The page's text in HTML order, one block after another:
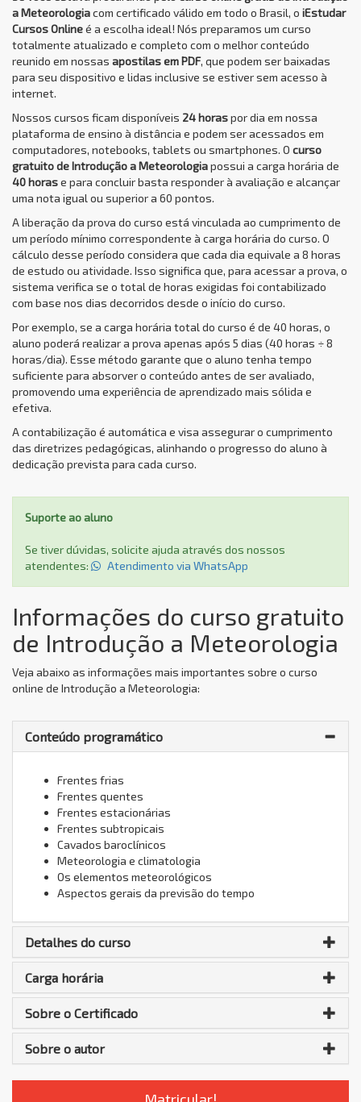
a Meteorologiacom certificado válido em todo o Brasil, o iEstudar
Cursos Onlineé a escolha ideal! Nós preparamos um curso
totalmente atualizado e completo com o melhor conteúdo
reunido em nossas apostilas em PDF, que podem ser baixadas
para seu dispositivo e lidas inclusive se estiver sem acesso à
internet.
Nossos cursos ficam disponíveis 24 horaspor dia em nossa
plataforma de ensino à distância e podem ser acessados em
computadores, notebooks, tablets ou smartphones. O curso
gratuito de Introdução a Meteorologiapossui a carga horária de
40 horase para concluir basta responder à avaliação e alcançar
uma nota igual ou superior a 60 pontos.
A liberação da prova do curso está vinculada ao cumprimento de
um período mínimo correspondente à carga horária do curso. O
cálculo desse período considera que cada dia equivale a 8 horas
de estudo ou atividade. Isso significa que, para acessar a prova, o
sistema verifica se o total de horas exigidas foi contabilizado
com base nos dias decorridos desde o início do curso.
Por exemplo, se a carga horária total do curso é de 40 horas, o
aluno poderá realizar a prova apenas após 5 dias (40 horas ÷ 8
horas/dia). Esse método garante que o aluno tenha tempo
suficiente para absorver o conteúdo antes de ser avaliado,
promovendo uma experiência de aprendizado mais sólida e
efetiva.
A contabilização é automática e visa assegurar o cumprimento
das diretrizes pedagógicas, alinhando o progresso do aluno à
dedicação prevista para cada curso.
Suporte ao aluno
Se tiver dúvidas, solicite ajuda através dos nossos
atendentes:
Atendimento via WhatsApp
Informações do curso gratuito
de Introdução a Meteorologia
Veja abaixo as informações mais importantes sobre o curso
online de Introdução a Meteorologia:
Conteúdo programático
Frentes frias
Frentes quentes
Frentes estacionárias
Frentes subtropicais
Cavados baroclínicos
Meteorologia e climatologia
Os elementos meteorológicos
Aspectos gerais da previsão do tempo
Detalhes do curso
Carga horária
Sobre o Certificado
Sobre o autor
Matricular!